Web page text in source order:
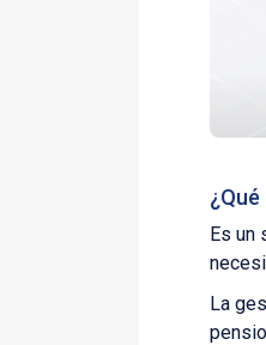
Es un
La